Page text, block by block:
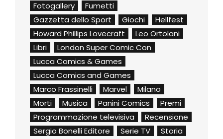
Fotogallery
Fumetti
Gazzetta dello Sport
Giochi
Hellfest
Howard Phillips Lovecraft
Leo Ortolani
Libri
London Super Comic Con
Lucca Comics & Games
Lucca Comics and Games
Marco Frassinelli
Marvel
Milano
Morti
Musica Panini Comics
Premi
Programmazione televisiva
Recensione
Sergio Bonelli Editore
Serie TV
Storia